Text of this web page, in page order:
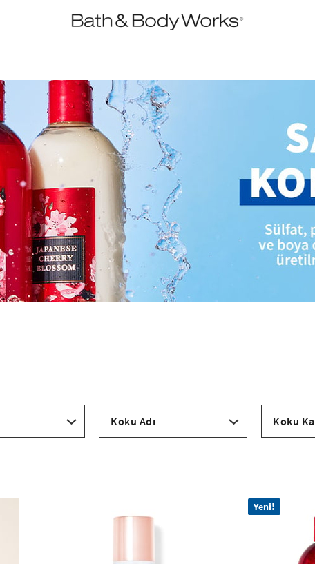
•2200₺ ve Üzeri Kargo Ücretsiz!•
*Promosyon Detayları
Koku Adı
Yeni!